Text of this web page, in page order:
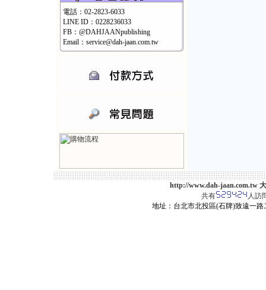
電話：02-2823-6033
LINE ID：0228236033
FB：@DAHJAANpublishing
Email：service@dah-jaan.com.tw
http://www.dah-jaan.com.tw
共有
人訪
地址：台北市北投區(石牌)致遠一路